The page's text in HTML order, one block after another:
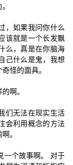
，如果我问你什么
该就是一个长发飘
么，真是在你脑海
己什么是鬼，我想
怪的面具。
啊。
们无法在现实生活
会利用概念的方法
。
一个故事啊。 对于